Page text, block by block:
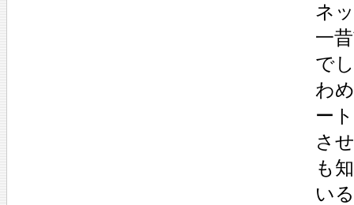
ネ
一
で
わ
ー
さ
も
い